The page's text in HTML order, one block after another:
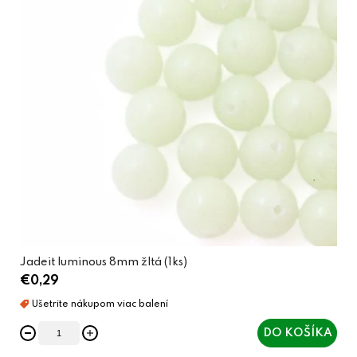
Jadeit luminous 8mm žltá (1ks)
€0,29
DO KOŠÍKA